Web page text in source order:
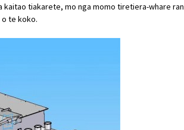
kaitao tiakarete, mo nga momo tiretiera-whare
te koko.